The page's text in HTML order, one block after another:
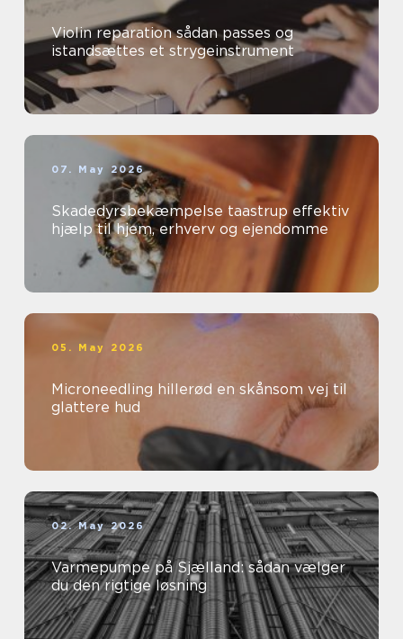
Violin reparation sådan passes og
istandsættes et strygeinstrument
07. May 2026
Skadedyrsbekæmpelse taastrup effektiv
hjælp til hjem, erhverv og ejendomme
05. May 2026
Microneedling hillerød en skånsom vej til
glattere hud
02. May 2026
Varmepumpe på Sjælland: sådan vælger
du den rigtige løsning